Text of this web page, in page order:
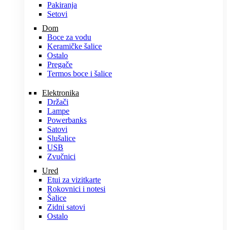
Pakiranja
Setovi
Dom
Boce za vodu
Keramičke šalice
Ostalo
Pregače
Termos boce i šalice
Elektronika
Držači
Lampe
Powerbanks
Satovi
Slušalice
USB
Zvučnici
Ured
Etui za vizitkarte
Rokovnici i notesi
Šalice
Zidni satovi
Ostalo